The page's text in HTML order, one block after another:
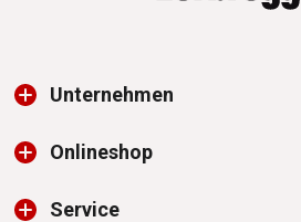
Unternehmen
Onlineshop
Service